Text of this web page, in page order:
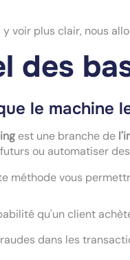
y voir plus clair, nous
des
le machine
est une branche de
ou automatiser
méthode vous
qu'un client
dans les